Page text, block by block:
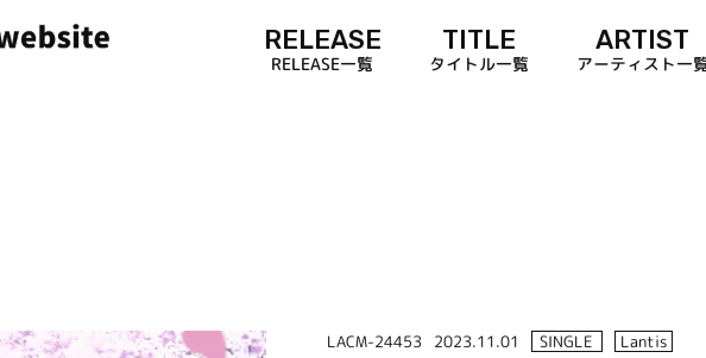
RELEASE
RELEASE一覧
TITLE
タイトル一覧
ARTIST
アーティスト一
LACM-24453 2023.11.01 SINGLE Lantis